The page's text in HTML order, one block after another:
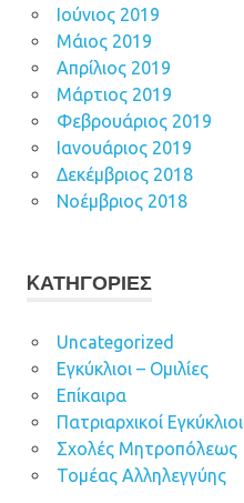
Ιούνιος 2019
Μάιος 2019
Απρίλιος 2019
Μάρτιος 2019
Φεβρουάριος 2019
Ιανουάριος 2019
Δεκέμβριος 2018
Νοέμβριος 2018
KΑΤΗΓΟΡΊΕΣ
Uncategorized
Εγκύκλιοι – Ομιλίες
Επίκαιρα
Πατριαρχικοί Εγκύκλιοι
Σχολές Μητροπόλεως
Τομέας Αλληλεγγύης